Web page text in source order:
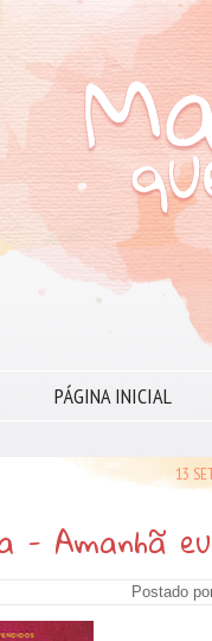
PÁGINA INICIAL
13
- Amanhã
Postado